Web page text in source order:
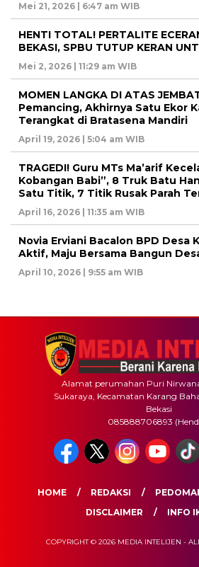
Mei 21, 2026 | 6:47 am WIB
HENTI TOTAL! PERTALITE
BEKASI, SPBU TUTUP KERAN
Mei 2, 2026 | 11:29 am WIB
MOMEN LANGKA DI ATAS
Pemancing, Akhirnya Satu Ekor
Terangkat di Bratasena Mandiri
April 19, 2026 | 5:04 am WIB
TRAGEDI! Guru MTs Ma’arif
Kobangan Babi”, 8 Truk Batu
Satu Titik, 7 Titik Rusak Parah
April 16, 2026 | 11:35 am WIB
Novia Erviani Bacalon BPD Desa
Aktif, Maju Bersama Bangun
April 10, 2026 | 9:55 am WIB
Alamat perumahan Puri
Sukaraya, Kecamatan Karang
Bekasi
085888706893
HOME REDAKSI
DISCLAIMER
INFO
COPYRIGHT © 2026 MEDIA INTELIJEN -